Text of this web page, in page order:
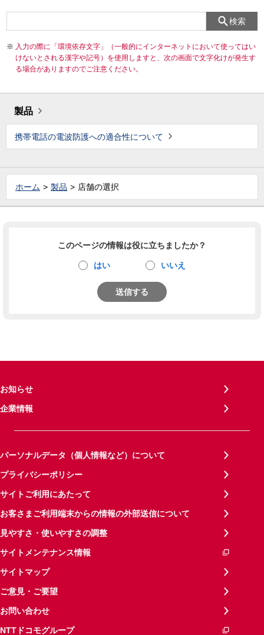
検索
入力の際に「環境依存文字」（一般的にインターネットにおいて使ってはい
けないとされる漢字や記号）を使用しますと、次の画面で文字化けが発生す
る場合がありますのでご注意ください。
製品
携帯電話の電波防護への適合性について
ホーム 製品 店舗の選択
このページの情報は役に立ちましたか？
はい いいえ
送信する
お知らせ
企業情報
パーソナルデータ（個人情報など）について
プライバシーポリシー
サイトご利用にあたって
お客さまご利用端末からの情報の外部送信について
見やすさ・使いやすさの調整
サイトメンテナンス情報
サイトマップ
ご意見・ご要望
お問い合わせ
NTTドコモグループ